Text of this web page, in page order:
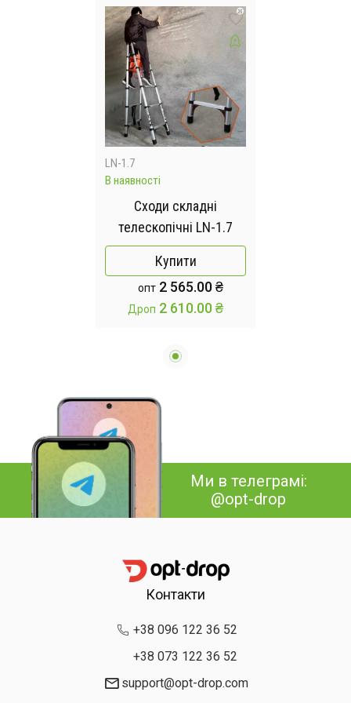
LN-1.7
В наявності
Сходи складні
телескопічні LN-1.7
Купити
опт 2 565.00 ₴
Дроп 2 610.00 ₴
Ми в телеграмі:
@opt-drop
Контакти
+38 096 122 36 52
+38 073 122 36 52
support@opt-drop.com